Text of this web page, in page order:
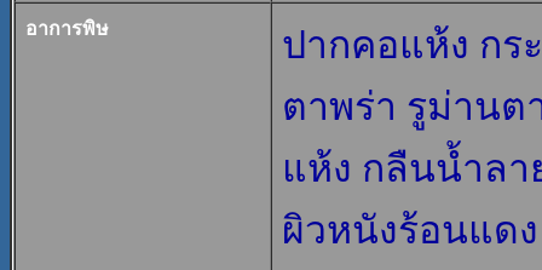
อาการพิษ
ปากคอแห้ง กร
ตาพร่า รูม่านต
แห้ง กลืนน้ำล
ผิวหนังร้อนแด